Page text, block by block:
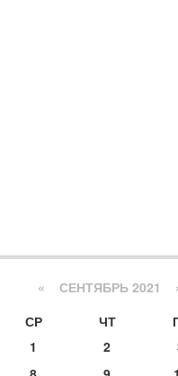
« СЕНТЯБРЬ 2021
СР ЧТ
1
2